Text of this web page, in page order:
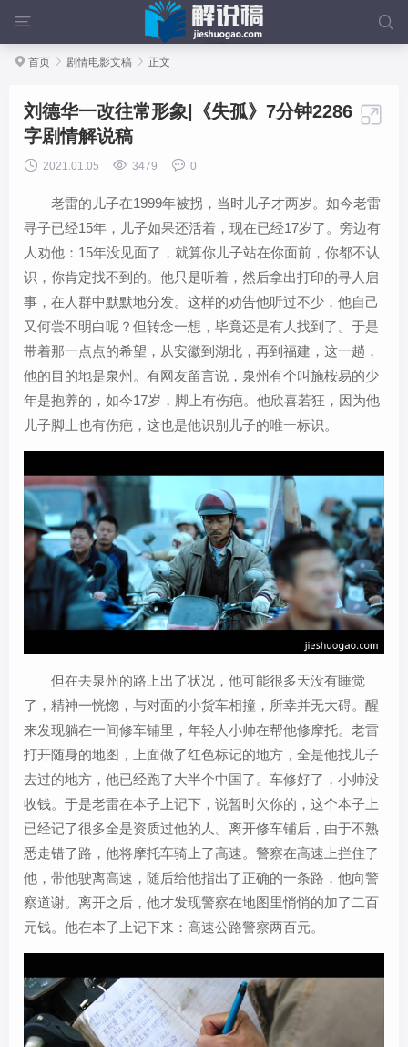
 
 首页  剧情电影文稿  正文

刘德华一改往常形象|《失孤》7分钟2286
字剧情解说稿
 2021.01.05  3479  0
老雷的儿子在1999年被拐，当时儿子才两岁。如今老雷
寻子已经15年，儿子如果还活着，现在已经17岁了。旁边有
人劝他：15年没见面了，就算你儿子站在你面前，你都不认
识，你肯定找不到的。他只是听着，然后拿出打印的寻人启
事，在人群中默默地分发。这样的劝告他听过不少，他自己
又何尝不明白呢？但转念一想，毕竟还是有人找到了。于是
带着那一点点的希望，从安徽到湖北，再到福建，这一趟，
他的目的地是泉州。有网友留言说，泉州有个叫施桉易的少
年是抱养的，如今17岁，脚上有伤疤。他欣喜若狂，因为他
儿子脚上也有伤疤，这也是他识别儿子的唯一标识。
但在去泉州的路上出了状况，他可能很多天没有睡觉
了，精神一恍惚，与对面的小货车相撞，所幸并无大碍。醒
来发现躺在一间修车铺里，年轻人小帅在帮他修摩托。老雷
打开随身的地图，上面做了红色标记的地方，全是他找儿子
去过的地方，他已经跑了大半个中国了。车修好了，小帅没
收钱。于是老雷在本子上记下，说暂时欠你的，这个本子上
已经记了很多全是资质过他的人。离开修车铺后，由于不熟
悉走错了路，他将摩托车骑上了高速。警察在高速上拦住了
他，带他驶离高速，随后给他指出了正确的一条路，他向警
察道谢。离开之后，他才发现警察在地图里悄悄的加了二百
元钱。他在本子上记下来：高速公路警察两百元。